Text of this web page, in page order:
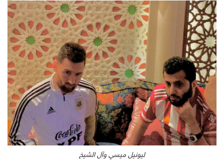
ليونيل ميسي وآل الشيخ